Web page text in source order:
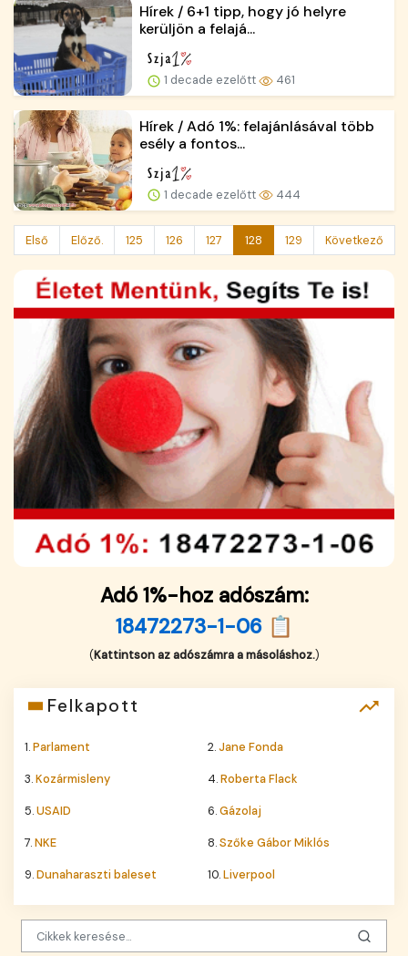
Hírek / 6+1 tipp, hogy jó helyre
kerüljön a felajá...
1 decade ezelőtt 461
Hírek / Adó 1%: felajánlásával több
esély a fontos...
1 decade ezelőtt 444
Első Előző. 125 126 127 128 129 Következő
Adó 1%-hoz adószám:
18472273-1-06 📋
(Kattintson az adószámra a másoláshoz.)
Felkapott
1.Parlament 2.Jane Fonda
3.Kozármisleny 4.Roberta Flack
5.USAID 6.Gázolaj
7.NKE 8.Szőke Gábor Miklós
9.Dunaharaszti baleset 10.Liverpool